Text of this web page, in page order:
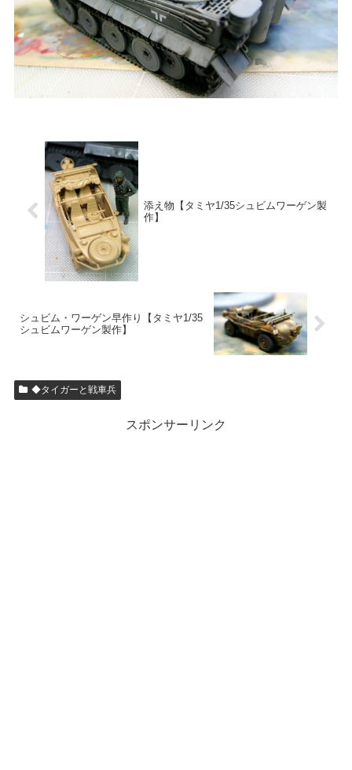
添え物【タミヤ1/35シュビムワーゲン製
作】
シュビム・ワーゲン早作り【タミヤ1/35
シュビムワーゲン製作】
◆タイガーと戦車兵
スポンサーリンク